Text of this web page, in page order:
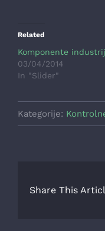
Related
Komponente
03/04/2014
In "Slider"
Kategorije:
Share This